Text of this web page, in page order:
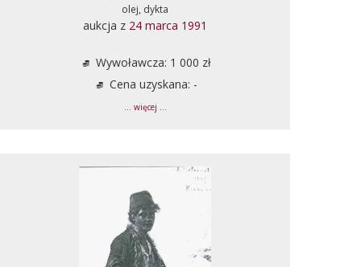
olej, dykta
aukcja z 24 marca 1991
Wywoławcza: 1 000 zł
Cena uzyskana: -
... więcej ...